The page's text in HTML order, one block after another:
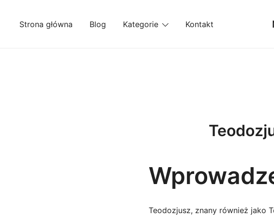
Strona główna Blog Kategorie Kontakt
Teodozjusz, znany również jako